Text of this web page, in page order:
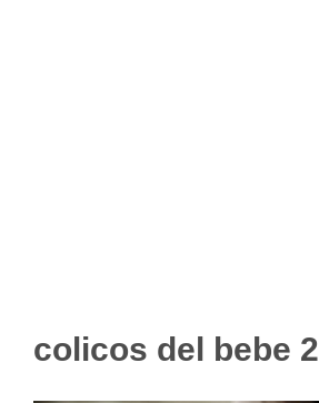
colicos del bebe 2